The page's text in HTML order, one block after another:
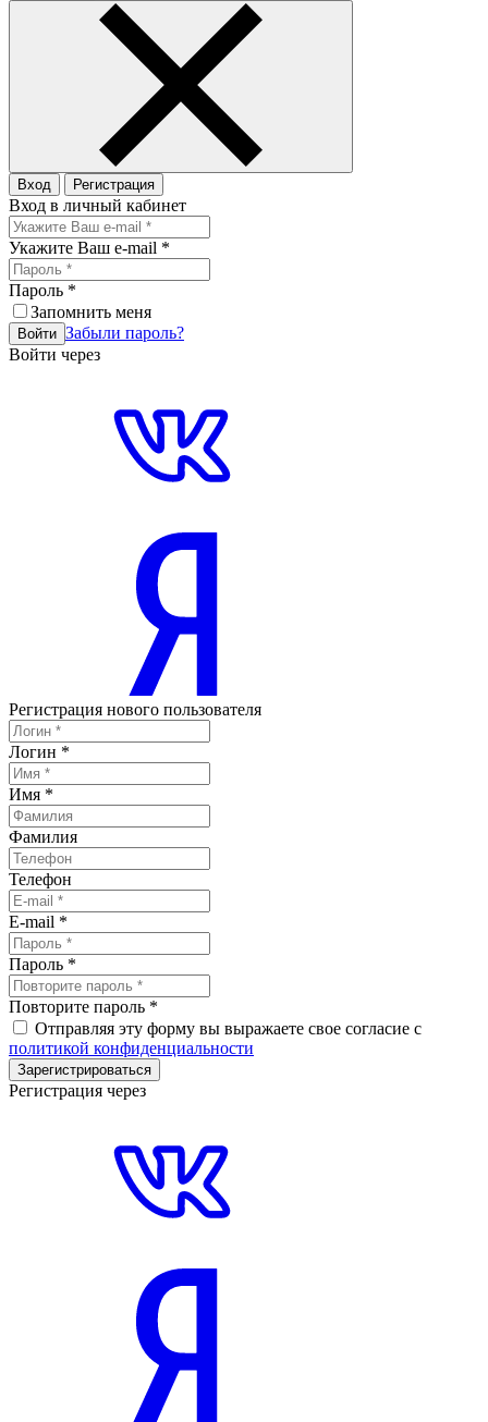
Вход Регистрация
Вход в личный кабинет
Укажите Ваш e-mail *
Пароль *
Запомнить меня
Войти Забыли пароль?
Войти через
Регистрация нового пользователя
Логин *
Имя *
Фамилия
Телефон
E-mail *
Пароль *
Повторите пароль *
Отправляя эту форму вы выражаете свое согласие с
политикой конфиденциальности
Зарегистрироваться
Регистрация через